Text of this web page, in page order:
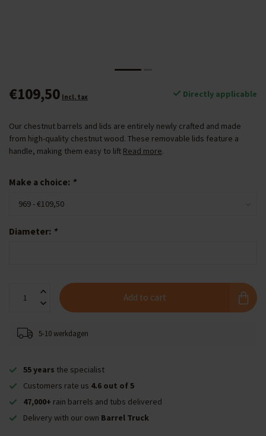
€109,50 Incl. tax Directly applicable
Our chestnut barrels and lids are entirely newly crafted and made
from high-quality chestnut wood. These removable lids feature a
handle, making them easy to lift Read more.
Make a choice: *
Diameter: *
Add to cart
5-10 werkdagen
55 years the specialist
Customers rate us 4.6 out of 5
47,000+ rain barrels and tubs delivered
Delivery with our own Barrel Truck